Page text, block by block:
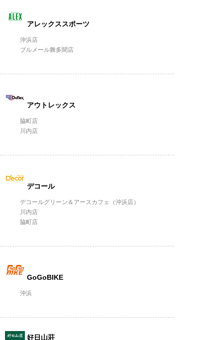
アレックススポーツ
沖浜店
ブルメール舞多聞店
アウトレックス
脇町店
川内店
デコール
デコールグリーン＆アースカフェ（沖浜店）
川内店
脇町店
GoGoBIKE
沖浜
好日山荘